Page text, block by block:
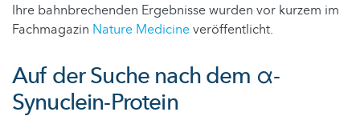
Ihre bahnbrechenden Ergebnisse wurden vor kurzem im
Fachmagazin Nature Medicineveröffentlicht.
Auf der Suche nach dem α-
Synuclein-Protein